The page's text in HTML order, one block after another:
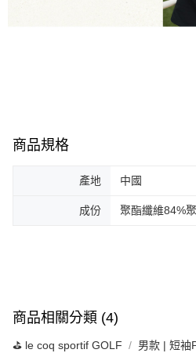
商品規格
產地 中國
成份 聚酯纖維84%
商品相關分類 (4)
⛳️ le coq sportif GOLF 男款 | 短袖